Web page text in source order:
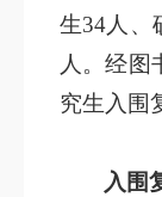
生34人、
人。经图
究生入围
入围